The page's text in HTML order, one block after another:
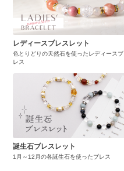
レディースブレスレット
色とりどりの天然石を使ったレディースブ
レス
誕生石ブレスレット
1月～12月の各誕生石を使ったブレス